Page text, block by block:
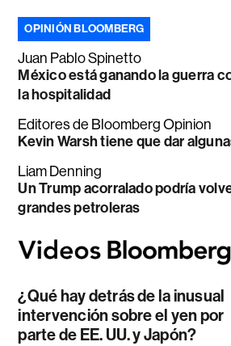
OPINIÓN BLOOMBERG
Juan Pablo Spinetto
México está ganando la guerra
la hospitalidad
Editores de Bloomberg Opinion
Kevin Warsh tiene que dar
Liam Denning
Un Trump acorralado podría
grandes petroleras
¿Qué hay detrás de la inusual
intervención sobre el yen por
parte de EE. UU. y Japón?